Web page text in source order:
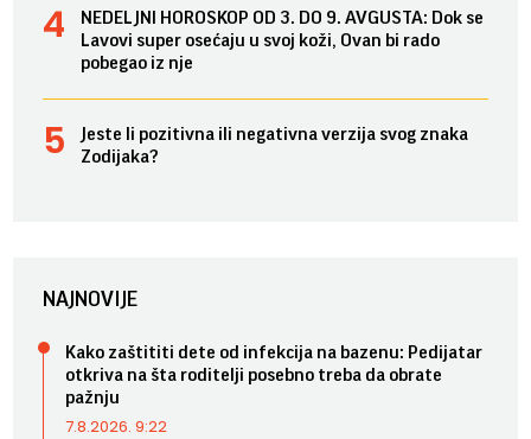
NEDELJNI HOROSKOP OD 3. DO 9. AVGUSTA: Dok se
Lavovi super osećaju u svoj koži, Ovan bi rado
pobegao iz nje
Jeste li pozitivna ili negativna verzija svog znaka
Zodijaka?
NAJNOVIJE
Kako zaštititi dete od infekcija na bazenu: Pedijatar
otkriva na šta roditelji posebno treba da obrate
pažnju
7.8.2026. 9:22